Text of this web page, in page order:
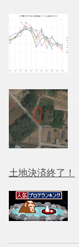
土地決済終了！